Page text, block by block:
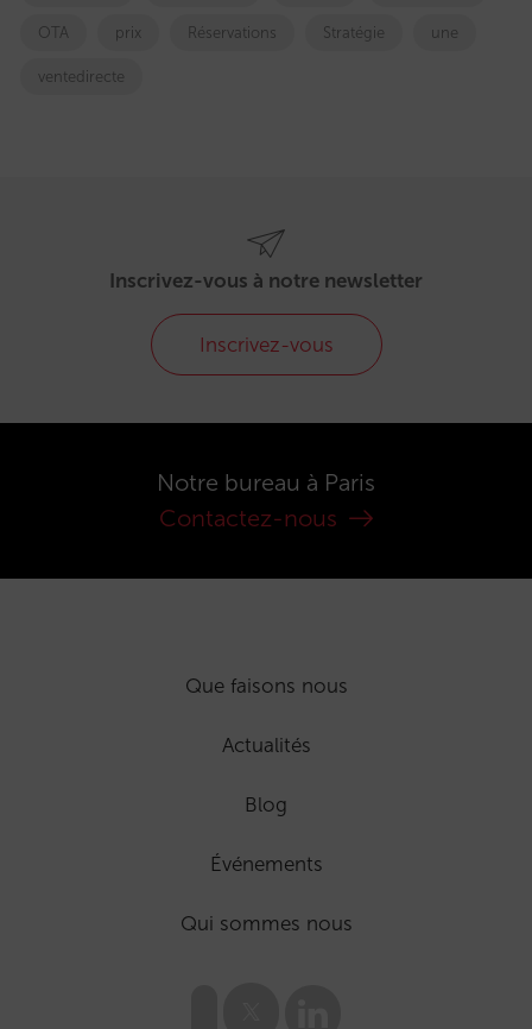
OTA prix Réservations Stratégie une
ventedirecte
Inscrivez-vous à notre newsletter
Inscrivez-vous
Notre bureau à Paris
Contactez-nous
Que faisons nous
Actualités
Blog
Événements
Qui sommes nous